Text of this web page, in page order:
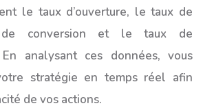
le taux d’ouverture, le taux de
conversion et le taux de
En analysant ces données, vous
stratégie en temps réel afin
de vos actions.